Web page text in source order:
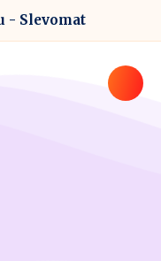
- Slevomat